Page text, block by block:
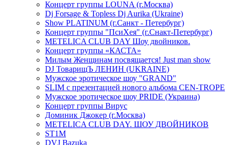
Концерт группы LOUNA (г.Москва)
Dj Forsage & Topless Dj Aurika (Ukraine)
Show PLATINUM (г.Санкт - Петербург)
Концерт группы "ПсиХея" (г.Снакт-Петербург)
METELICA CLUB DAY Шоу двойников.
Концерт группы «КАСТА»
Милым Женщинам посвящается! Just man show
DJ ТоварищЪ ЛЕНИН (UKRAINE)
Мужское эротическое шоу "GRAND"
SLIM с презентацией нового альбома CEN-TROPE
Мужское эротическое шоу PRIDE (Украина)
Концерт группы Вирус
Доминик Джокер (г.Москва)
METELICA CLUB DAY. ШОУ ДВОЙНИКОВ
ST1M
DVJ Bazuka